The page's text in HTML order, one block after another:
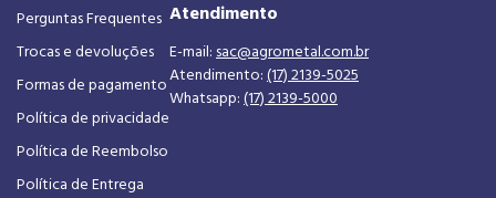
Perguntas Frequentes
Trocas e devoluções
Formas de pagamento
Política de privacidade
Política de Reembolso
Política de Entrega
Atendimento
E-mail: sac@agrometal.com.br
Atendimento: (17) 2139-5025
Whatsapp: (17) 2139-5000